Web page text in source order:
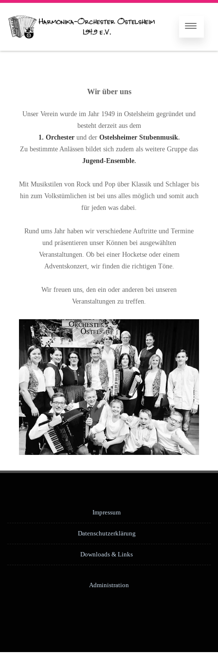
Wir über uns
Unser Verein wurde im Jahr 1949 in Ostelsheim gegründet und
besteht derzeit aus dem
1. Orchesterund der Ostelsheimer Stubenmusik.
Zu bestimmte Anlässen bildet sich zudem als weitere Gruppe das
Jugend-Ensemble.
Mit Musikstilen von Rock und Pop über Klassik und Schlager bis
hin zum Volkstümlichen ist bei uns alles möglich und somit auch
für jeden was dabei.
Rund ums Jahr haben wir verschiedene Auftritte und Termine
und präsentieren unser Können bei ausgewählten
Veranstaltungen. Ob bei einer Hocketse oder einem
Adventskonzert, wir finden die richtigen Töne.
Wir freuen uns, den ein oder anderen bei unseren
Veranstaltungen zu treffen.
Impressum
Datenschutzerklärung
Downloads & Links
Administration